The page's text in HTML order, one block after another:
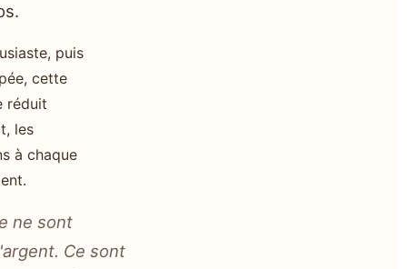
puis
cette
réduit
les
à chaque
ne sont
Ce sont